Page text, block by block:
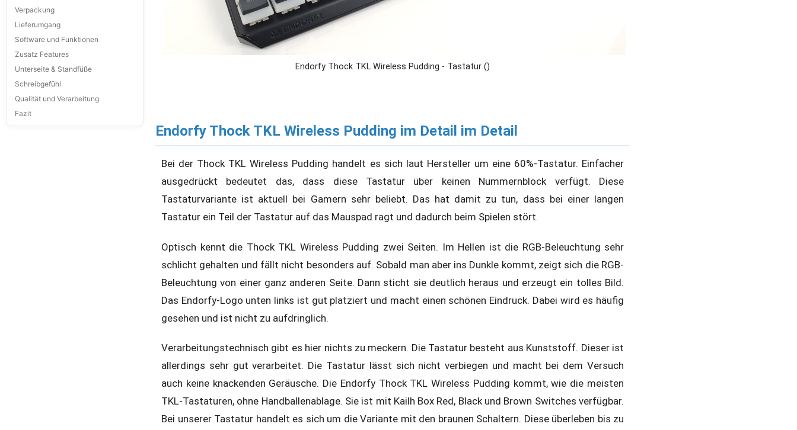
Verpackung
Lieferumgang
Software und Funktionen
Zusatz Features
Unterseite & Standfüße
Schreibgefühl
Qualität und Verarbeitung
Fazit
Endorfy Thock TKL Wireless Pudding - Tastatur ()
Endorfy Thock TKL Wireless Pudding im Detail im Detail
Bei der Thock TKL Wireless Pudding handelt es sich laut Hersteller um eine 60%-Tastatur. Einfacher
ausgedrückt bedeutet das, dass diese Tastatur über keinen Nummernblock verfügt. Diese
Tastaturvariante ist aktuell bei Gamern sehr beliebt. Das hat damit zu tun, dass bei einer langen
Tastatur ein Teil der Tastatur auf das Mauspad ragt und dadurch beim Spielen stört.
Optisch kennt die Thock TKL Wireless Pudding zwei Seiten. Im Hellen ist die RGB-Beleuchtung sehr
schlicht gehalten und fällt nicht besonders auf. Sobald man aber ins Dunkle kommt, zeigt sich die RGB-
Beleuchtung von einer ganz anderen Seite. Dann sticht sie deutlich heraus und erzeugt ein tolles Bild.
Das Endorfy-Logo unten links ist gut platziert und macht einen schönen Eindruck. Dabei wird es häufig
gesehen und ist nicht zu aufdringlich.
Verarbeitungstechnisch gibt es hier nichts zu meckern. Die Tastatur besteht aus Kunststoff. Dieser ist
allerdings sehr gut verarbeitet. Die Tastatur lässt sich nicht verbiegen und macht bei dem Versuch
auch keine knackenden Geräusche. Die Endorfy Thock TKL Wireless Pudding kommt, wie die meisten
TKL-Tastaturen, ohne Handballenablage. Sie ist mit Kailh Box Red, Black und Brown Switches verfügbar.
Bei unserer Tastatur handelt es sich um die Variante mit den braunen Schaltern. Diese überleben bis zu